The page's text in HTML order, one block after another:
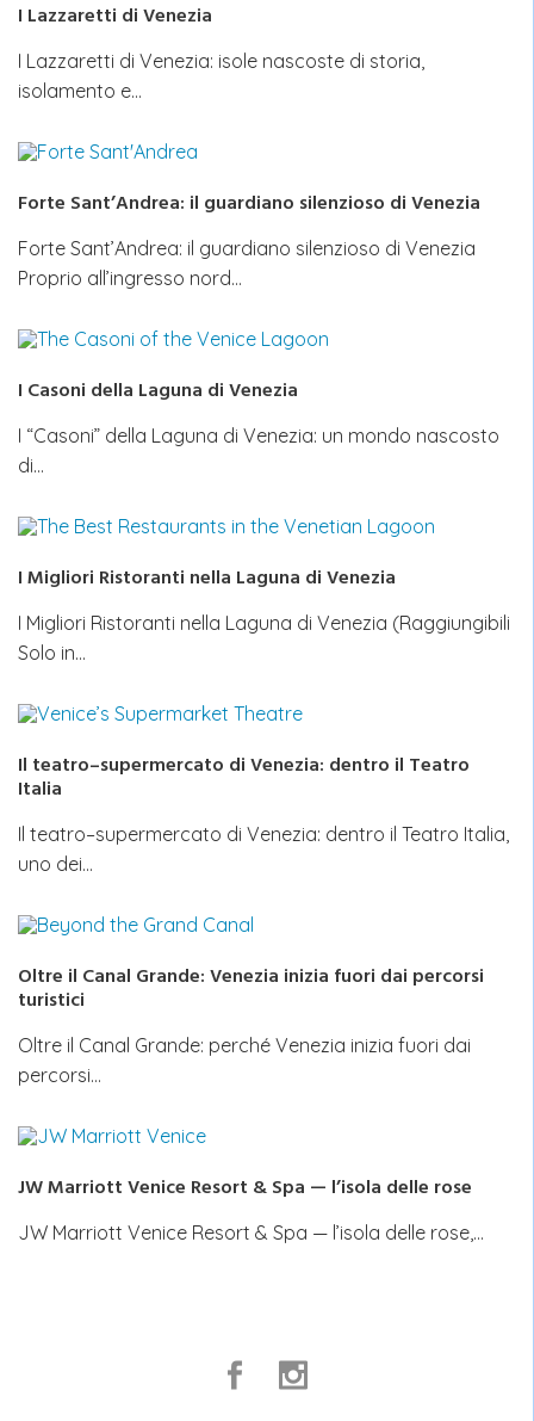
I Lazzaretti di Venezia
I Lazzaretti di Venezia: isole nascoste di storia,
isolamento e…
Forte Sant’Andrea: il guardiano silenzioso di Venezia
Forte Sant’Andrea: il guardiano silenzioso di Venezia
Proprio all’ingresso nord…
I Casoni della Laguna di Venezia
I “Casoni” della Laguna di Venezia: un mondo nascosto
di…
I Migliori Ristoranti nella Laguna di Venezia
I Migliori Ristoranti nella Laguna di Venezia (Raggiungibili
Solo in…
Il teatro–supermercato di Venezia: dentro il Teatro
Italia
Il teatro–supermercato di Venezia: dentro il Teatro Italia,
uno dei…
Oltre il Canal Grande: Venezia inizia fuori dai percorsi
turistici
Oltre il Canal Grande: perché Venezia inizia fuori dai
percorsi…
JW Marriott Venice Resort & Spa — l’isola delle rose
JW Marriott Venice Resort & Spa — l’isola delle rose,…